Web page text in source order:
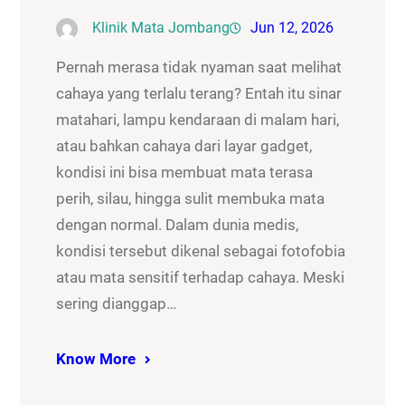
Klinik Mata Jombang Jun 12, 2026
Pernah merasa tidak nyaman saat melihat
cahaya yang terlalu terang? Entah itu sinar
matahari, lampu kendaraan di malam hari,
atau bahkan cahaya dari layar gadget,
kondisi ini bisa membuat mata terasa
perih, silau, hingga sulit membuka mata
dengan normal. Dalam dunia medis,
kondisi tersebut dikenal sebagai fotofobia
atau mata sensitif terhadap cahaya. Meski
sering dianggap…
Know More